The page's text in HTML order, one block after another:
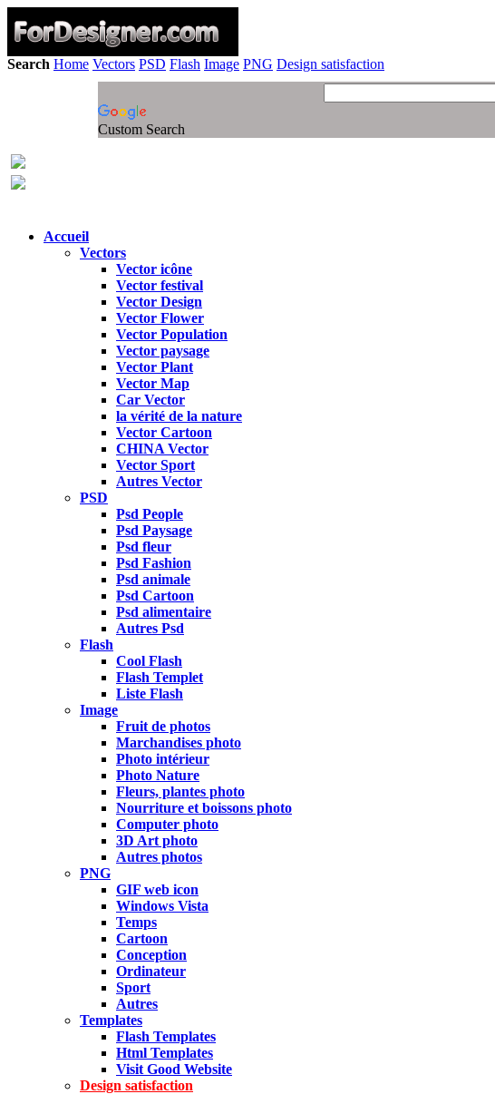
Search Home Vectors PSD Flash Image PNG Design satisfaction
Custom Search
Accueil
Vectors
Vector icône
Vector festival
Vector Design
Vector Flower
Vector Population
Vector paysage
Vector Plant
Vector Map
Car Vector
la vérité de la nature
Vector Cartoon
CHINA Vector
Vector Sport
Autres Vector
PSD
Psd People
Psd Paysage
Psd fleur
Psd Fashion
Psd animale
Psd Cartoon
Psd alimentaire
Autres Psd
Flash
Cool Flash
Flash Templet
Liste Flash
Image
Fruit de photos
Marchandises photo
Photo intérieur
Photo Nature
Fleurs, plantes photo
Nourriture et boissons photo
Computer photo
3D Art photo
Autres photos
PNG
GIF web icon
Windows Vista
Temps
Cartoon
Conception
Ordinateur
Sport
Autres
Templates
Flash Templates
Html Templates
Visit Good Website
Design satisfaction